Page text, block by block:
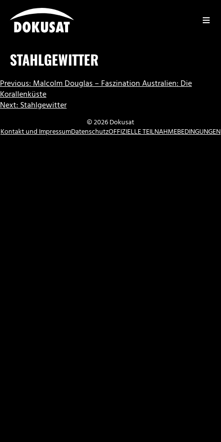
Inhalt
springen
STAHLGEWITTER
BEITRAGSNAVIGATION
Previous:Malcolm Douglas – Faszination Australien: Die
Korallenküste
Next:Stahlgewitter
© 2026 Dokusat
Kontakt und ImpressumDatenschutzOFFIZIELLE TEILNAHMEBEDINGUNGEN